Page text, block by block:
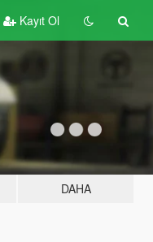
Kayıt Ol
DAHA